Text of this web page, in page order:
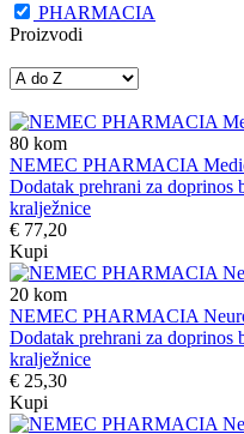
PHARMACIA
Proizvodi
80 kom
NEMEC PHARMACIA
Dodatak prehrani za doprinos
kralježnice
€ 77,20
Kupi
20 kom
NEMEC PHARMACIA
Dodatak prehrani za doprinos
kralježnice
€ 25,30
Kupi